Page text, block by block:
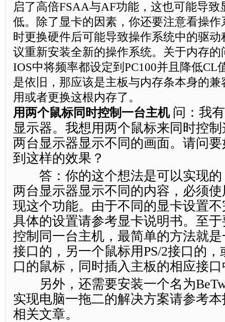
启了高倍FSAA与AF功能，这也可能导致
低。除了显卡的因素，你还要注意看操
时更换硬件后可能导致操作系统中的驱
议重新安装全新的操作系统。关于内存
IOS中将频率都设定到PC100并且降低CL
是依旧，那应该是主板与内存条本身的
用或者更换这根内存了。
用两个鼠标同时控制一台主机 问：我
显示器。我想用两个鼠标来同时控
两台显示器显示不同的画面。请问
到这样的效果？
答：你的这个想法是可以实现的
两台显示器显示不同的内容，必须
现这个功能。由于不同的显卡设置
具体的设置请参考显卡说明书。至
控制同一台主机，最简单的方法就
接口的，另一个鼠标用PS/2接口的
口的鼠标，同时插入主板的相应接
另外，还需要安装一个名为
实现电脑一拖二的解决方案请参考本
相关文章。